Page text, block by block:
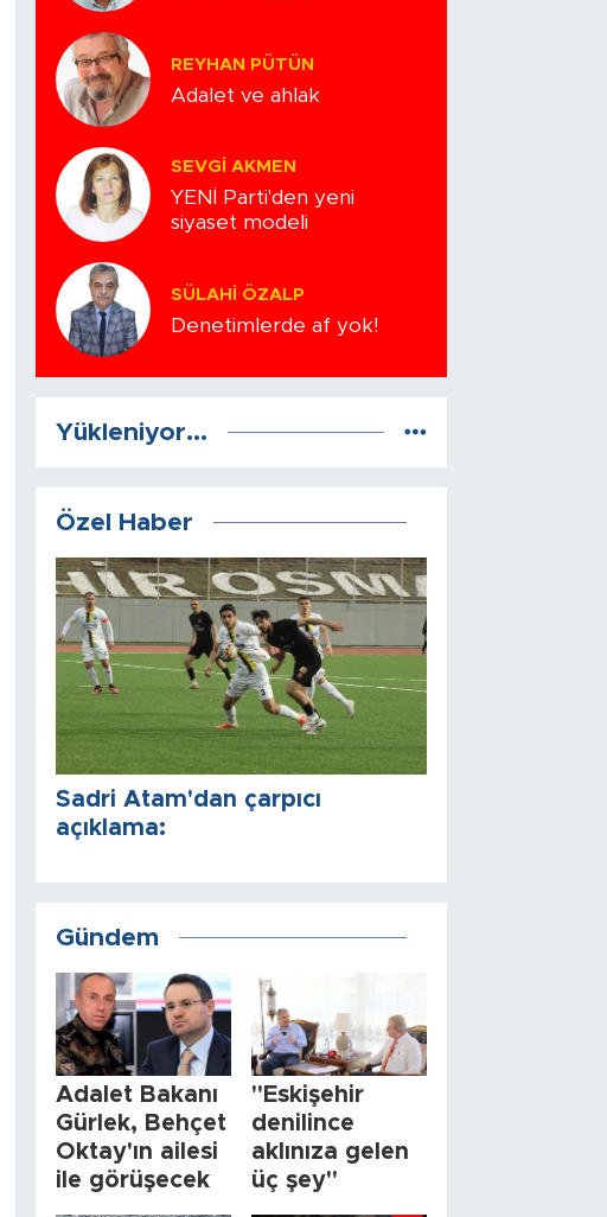
REYHAN PÜTÜN
Adalet ve ahlak
SEVGI AKMEN
YENİ Parti'den yeni
siyaset modeli
SÜLAHI ÖZALP
Denetimlerde af yok!
Yükleniyor...
Özel Haber
Sadri Atam'dan çarpıcı
açıklama:
Gündem
Adalet Bakanı
Gürlek, Behçet
Oktay'ın ailesi
ile görüşecek
"Eskişehir
denilince
aklınıza gelen
üç şey"